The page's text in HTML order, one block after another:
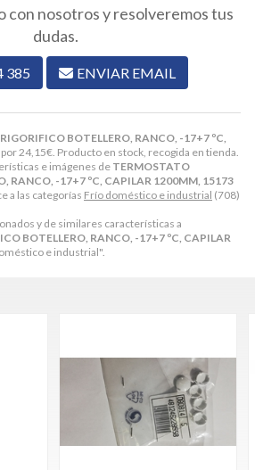
BOTELLERO, RANCO, -17+7 ºC,
por 24,15€ . Producto en stock, recogida en tienda.
e imágenes de TERMOSTATO
RANCO, -17+7 ºC, CAPILAR 1200MM, 15173
a las categorías Frío doméstico e industrial (708)
y de similares características a
BOTELLERO, RANCO, -17+7 ºC, CAPILAR
e industrial".
con nosotros y resolveremos tus
dudas.
385 ENVIAR EMAIL